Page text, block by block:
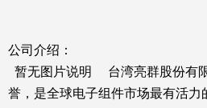
公司介绍：
暂无图片说明 台湾亮群股份有
誉，是全球电子组件市场最有活力